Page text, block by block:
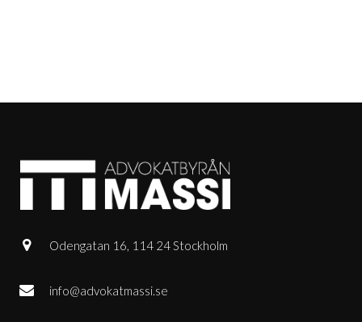
Odengatan 16, 114 24 Stockholm
info@advokatmassi.se